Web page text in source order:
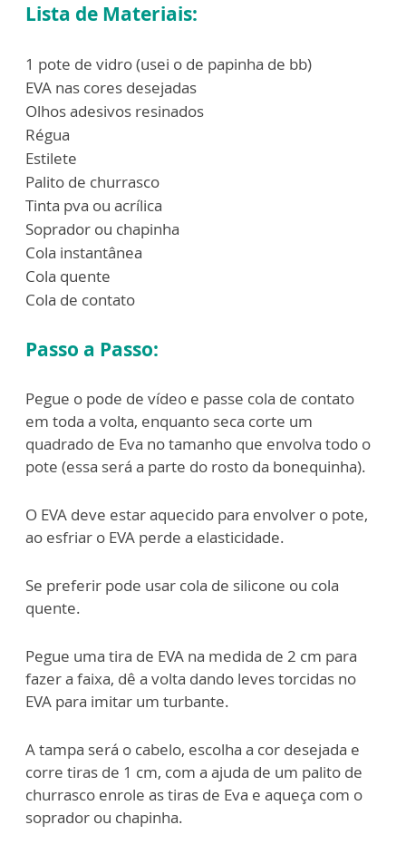
Lista de Materiais:
1 pote de vidro (usei o de papinha de bb)
EVA nas cores desejadas
Olhos adesivos resinados
Régua
Estilete
Palito de churrasco
Tinta pva ou acrílica
Soprador ou chapinha
Cola instantânea
Cola quente
Cola de contato
Passo a Passo:
Pegue o pode de vídeo e passe cola de contato
em toda a volta, enquanto seca corte um
quadrado de Eva no tamanho que envolva todo o
pote (essa será a parte do rosto da bonequinha).
O EVA deve estar aquecido para envolver o pote,
ao esfriar o EVA perde a elasticidade.
Se preferir pode usar cola de silicone ou cola
quente.
Pegue uma tira de EVA na medida de 2 cm para
fazer a faixa, dê a volta dando leves torcidas no
EVA para imitar um turbante.
A tampa será o cabelo, escolha a cor desejada e
corre tiras de 1 cm, com a ajuda de um palito de
churrasco enrole as tiras de Eva e aqueça com o
soprador ou chapinha.